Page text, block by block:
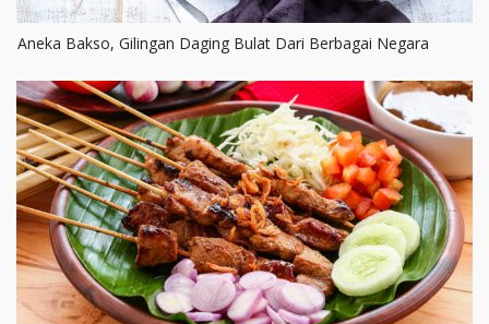
Aneka Bakso, Gilingan Daging Bulat Dari Berbagai Negara